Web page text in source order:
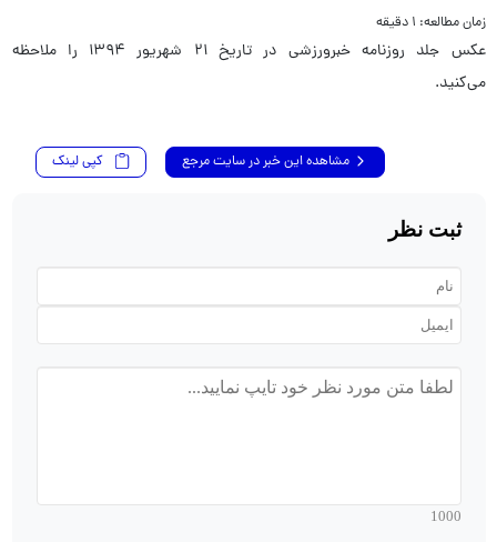
زمان مطالعه: ۱ دقیقه
عکس جلد روزنامه خبرورزشی در تاریخ ۲۱ شهریور ۱۳۹۴ را ملاحظه
می‌کنید.
مشاهده این خبر در سایت مرجع کپی لینک